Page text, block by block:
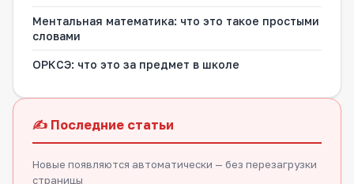
Ментальная математика: что это такое простыми
словами
ОРКСЭ: что это за предмет в школе
✍️ Последние статьи
Новые появляются автоматически — без перезагрузки
страницы